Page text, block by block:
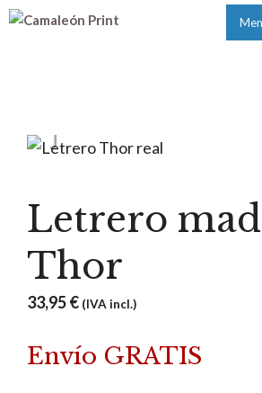
Saltar
Letrero
Thor
33,95€ (IVA incl.)
Envío GRATIS